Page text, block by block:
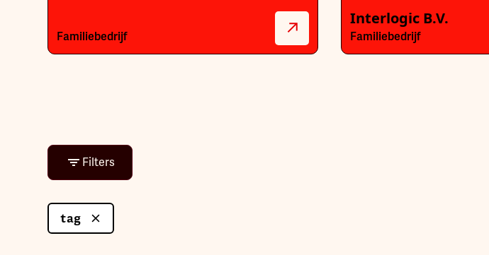
Familiebedrijf
Interlogic B.V.
Familiebedrijf
Filters
Reset filters
tag